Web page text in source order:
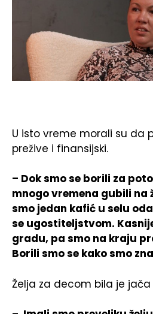
U isto vreme morali su da
prežive i finansijski.
– Dok smo se borili za
mnogo vremena gubili na
smo jedan kafić u selu
se ugostiteljstvom.
gradu, pa smo na kraju
Borili smo se kako smo
Želja za decom bila je